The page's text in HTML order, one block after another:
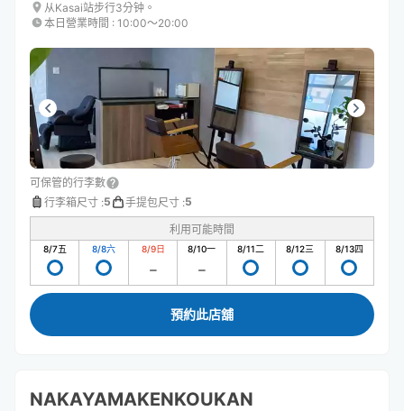
从Kasai站步行3分钟。
本日營業時間 : 10:00〜20:00
可保管的行李數
行李箱尺寸 :5 手提包尺寸 :5
利用可能時間
8/7五 8/8六 8/9日 8/10一 8/11二 8/12三 8/13四
預約此店舖
NAKAYAMAKENKOUKAN